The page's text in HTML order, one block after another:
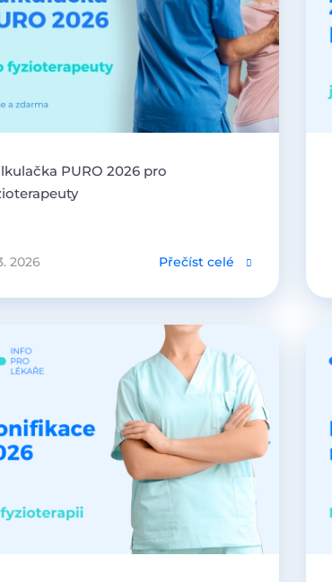
PURO 2026 pro
2026 Přečíst celé